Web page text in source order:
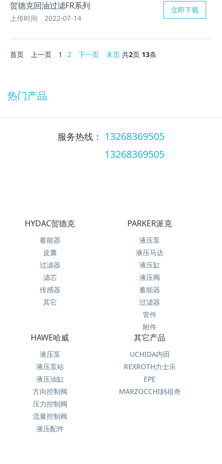
立即下载
贺德克回油过滤FR系列
上传时间 2022-07-14
首页 上一页 1 2 下一页 末页 共2页 13条
热门产品
服务热线： 13268369505
13268369505
HYDAC贺德克
蓄能器
皮囊
过滤器
滤芯
传感器
其它
PARKER派克
液压泵
液压马达
液压缸
液压阀
蓄能器
过滤器
管件
附件
HAWE哈威
液压泵
液压泵站
液压油缸
方向控制阀
压力控制阀
流量控制阀
液压配件
其它产品
UCHIDA内田
REXROTH力士乐
EPE
MARZOCCHI妈祖奇